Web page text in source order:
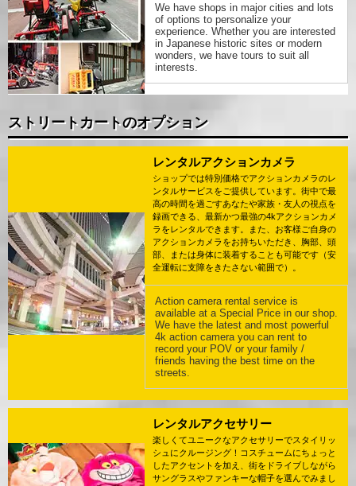
We have shops in major cities and lots
of options to personalize your
experience. Whether you are interested
in Japanese historic sites or modern
wonders, we have tours to suit all
interests.
ストリートカートのオプション
レンタルアクションカメラ
ショップでは特別価格でアクションカメラのレ
ンタルサービスをご提供しています。街中で最
高の時間を過ごすあなたや家族・友人の視点を
録画できる、最新かつ最強の4kアクションカメ
ラをレンタルできます。また、お客様ご自身の
アクションカメラをお持ちいただき、胸部、頭
部、または身体に装着することも可能です（安
全運転に支障をきたさない範囲で）。
Action camera rental service is
available at a Special Price in our shop.
We have the latest and most powerful
4k action camera you can rent to
record your POV or your family /
friends having the best time on the
streets.
レンタルアクセサリー
楽しくてユニークなアクセサリーでスタイリッ
シュにクルージング！コスチュームにちょっと
したアクセントを加え、街をドライブしながら
サングラスやファンキーな帽子を選んでみまし